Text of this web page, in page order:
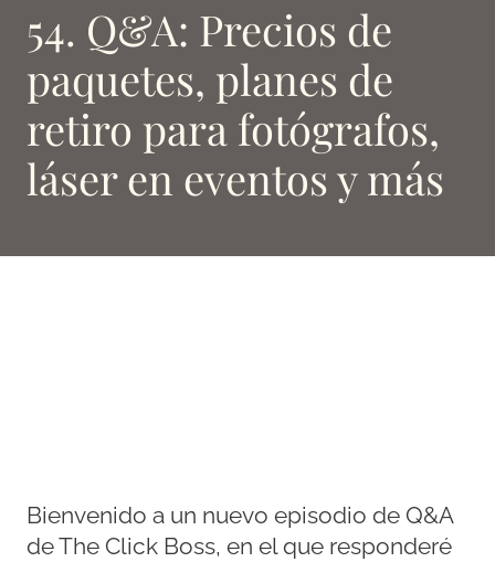
54. Q&A: Precios de
paquetes, planes de
retiro para fotógrafos,
láser en eventos y más
Bienvenido a un nuevo episodio de Q&A
de The Click Boss, en el que responderé